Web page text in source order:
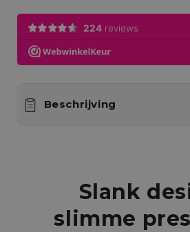
installatieinstallatie
Beschrijving
Slank
slimme